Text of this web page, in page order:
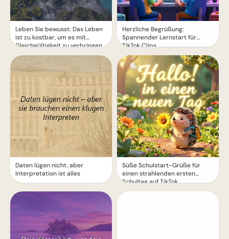
Leben Sie bewusst: Das Leben
ist zu kostbar, um es mit
Gleichgültigkeit zu verbringen
Daten lügen nicht, aber
Interpretation ist alles
Herzliche Begrüßung:
Spannender Lernstart für
TikTok Clips
Süße Schulstart-Grüße für
einen strahlenden ersten
Schultag auf TikTok